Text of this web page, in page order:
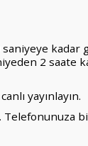
kadar
2 saate
yayınlayın.